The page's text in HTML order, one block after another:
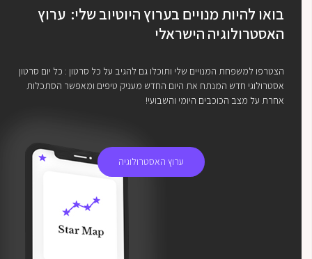
בואו להיות מנויים בערוץ היוטיוב שלי: ערוץ
האסטרולוגיה הישראלי
הצטרפו למשפחת המנויים שלי ותוכלו גם להגיב על כל סרטון : כל יום סרטון
אסטרולוגי חדש המנתח את היום החדש מעניק טיפים ומאפשר הסתכלות
אחרת על מצב הכוכבים היומי והשבועי!
ערוץ האסטרולוגיה